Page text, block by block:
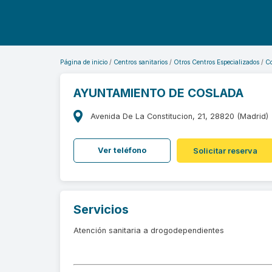
Página de inicio Centros sanitarios Otros Centros Especializados
AYUNTAMIENTO DE COSLADA
Avenida De La Constitucion, 21, 28820 (Madrid)
Ver teléfono Solicitar reserva
Servicios
Atención sanitaria a drogodependientes